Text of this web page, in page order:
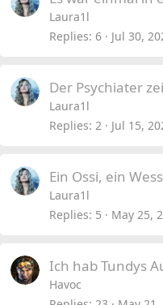
Laura1l
Replies 6 Jul 30,
Der Psychiater
Laura1l
Replies 2 Jul 15,
Ein Ossi, ein
Laura1l
Replies 5 May 25,
Ich hab Tundys
Havoc